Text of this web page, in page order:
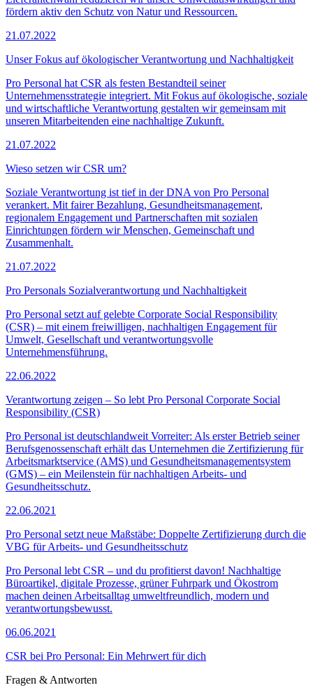
fördern aktiv den Schutz von Natur und Ressourcen.
21.07.2022
Unser Fokus auf ökologischer Verantwortung und Nachhaltigkeit
Pro Personal hat CSR als festen Bestandteil seiner
Unternehmensstrategie integriert. Mit Fokus auf ökologische, soziale
und wirtschaftliche Verantwortung gestalten wir gemeinsam mit
unseren Mitarbeitenden eine nachhaltige Zukunft.
21.07.2022
Wieso setzen wir CSR um?
Soziale Verantwortung ist tief in der DNA von Pro Personal
verankert. Mit fairer Bezahlung, Gesundheitsmanagement,
regionalem Engagement und Partnerschaften mit sozialen
Einrichtungen fördern wir Menschen, Gemeinschaft und
Zusammenhalt.
21.07.2022
Pro Personals Sozialverantwortung und Nachhaltigkeit
Pro Personal setzt auf gelebte Corporate Social Responsibility
(CSR) – mit einem freiwilligen, nachhaltigen Engagement für
Umwelt, Gesellschaft und verantwortungsvolle
Unternehmensführung.
22.06.2022
Verantwortung zeigen – So lebt Pro Personal Corporate Social
Responsibility (CSR)
Pro Personal ist deutschlandweit Vorreiter: Als erster Betrieb seiner
Berufsgenossenschaft erhält das Unternehmen die Zertifizierung für
Arbeitsmarktservice (AMS) und Gesundheitsmanagementsystem
(GMS) – ein Meilenstein für nachhaltigen Arbeits- und
Gesundheitsschutz.
22.06.2021
Pro Personal setzt neue Maßstäbe: Doppelte Zertifizierung durch die
VBG für Arbeits- und Gesundheitsschutz
Pro Personal lebt CSR – und du profitierst davon! Nachhaltige
Büroartikel, digitale Prozesse, grüner Fuhrpark und Ökostrom
machen deinen Arbeitsalltag umweltfreundlich, modern und
verantwortungsbewusst.
06.06.2021
CSR bei Pro Personal: Ein Mehrwert für dich
Fragen & Antworten